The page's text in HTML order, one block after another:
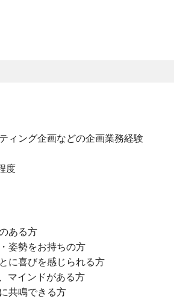
ィング企画などの企画業務経験
度
ある方
姿勢をお持ちの方
に喜びを感じられる方
マインドがある方
共鳴できる方